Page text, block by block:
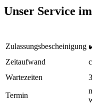
Unser Service
Zulassungsbescheinigung
Zeitaufwand
Wartezeiten
Termin